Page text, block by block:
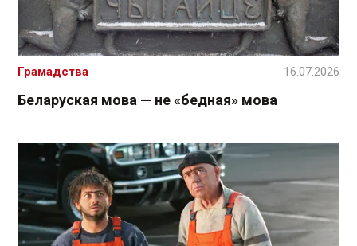
Беларуская мова — не «бедная» мова
Грамадства 16.07.2026